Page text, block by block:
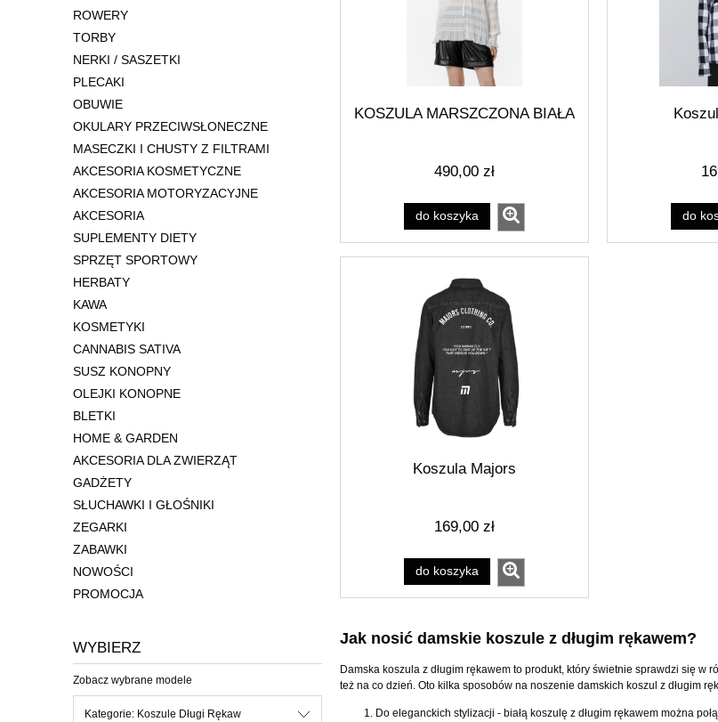
ROWERY
TORBY
NERKI / SASZETKI
PLECAKI
OBUWIE
OKULARY PRZECIWSŁONECZNE
MASECZKI I CHUSTY Z FILTRAMI
AKCESORIA KOSMETYCZNE
AKCESORIA MOTORYZACYJNE
AKCESORIA
SUPLEMENTY DIETY
SPRZĘT SPORTOWY
HERBATY
KAWA
KOSMETYKI
CANNABIS SATIVA
SUSZ KONOPNY
OLEJKI KONOPNE
BLETKI
HOME & GARDEN
AKCESORIA DLA ZWIERZĄT
GADŻETY
SŁUCHAWKI I GŁOŚNIKI
ZEGARKI
ZABAWKI
NOWOŚCI
PROMOCJA
WYBIERZ
Zobacz wybrane modele
Kategorie: Koszule Długi Rękaw
KOSZULA MARSZCZONA BIAŁA
490,00 zł
do koszyka do
Koszula Majors
169,00 zł
do koszyka
Jak nosić damskie koszule z długim rękawem?
Damska koszula z długim rękawem to produkt, który świetnie sprawdzi się
też na co dzień. Oto kilka sposobów na noszenie damskich koszul z długim
Do eleganckich stylizacji - białą koszulę z długim rękawem można